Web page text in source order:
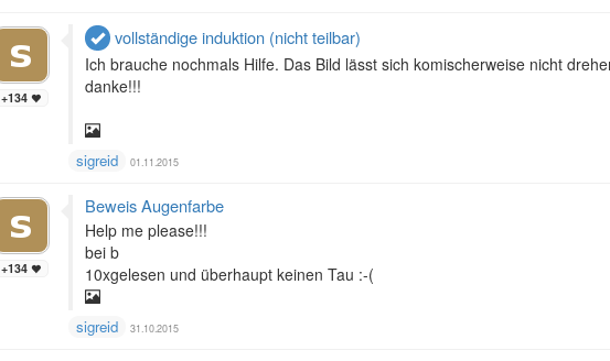
+134
vollständige induktion (nicht teilbar)
Ich brauche nochmals Hilfe. Das Bild lässt sich komischerweise nicht
danke!!!
sigreid 01.11.2015
+134
Beweis Augenfarbe
Help me please!!!
bei b
10xgelesen und überhaupt keinen Tau :-(
sigreid 31.10.2015